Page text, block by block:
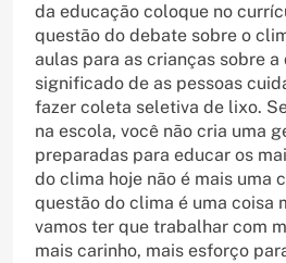
da educação coloque no
questão do debate sobre o
aulas para as crianças sobre
significado de as pessoas
fazer coleta seletiva de lixo.
na escola, você não cria uma
preparadas para educar os
do clima hoje não é mais uma
questão do clima é uma coisa
vamos ter que trabalhar com
mais carinho, mais esforço